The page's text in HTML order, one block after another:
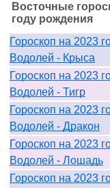
Восточные
году рождения
Гороскоп на 2023
Водолей - Крыса
Гороскоп на 2023
Водолей - Тигр
Гороскоп на 2023
Водолей - Дракон
Гороскоп на 2023
Водолей - Лошадь
Гороскоп на 2023